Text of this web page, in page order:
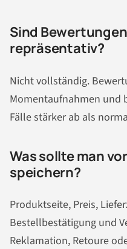
Sind
repräsentativ?
Nicht vollständig.
Momentaufnahmen und
Fälle stärker ab als
Was sollte man
speichern?
Produktseite, Preis,
Bestellbestätigung und
Reklamation, Retoure